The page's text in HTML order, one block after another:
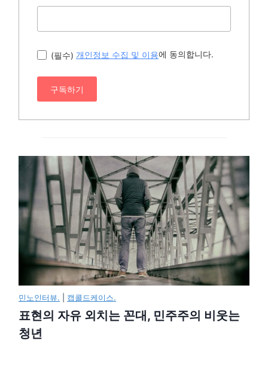
(필수) 개인정보 수집 및 이용에 동의합니다.
구독하기
민노인터뷰. 캡콜드케이스.
표현의 자유 외치는 꼰대, 민주주의 비웃는
청년